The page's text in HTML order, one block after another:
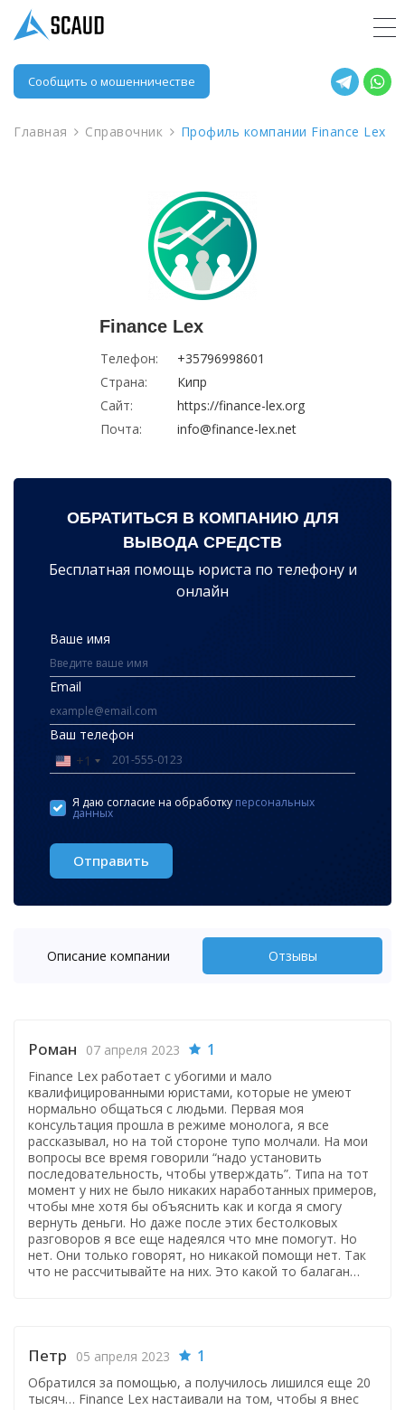
Сообщить о мошенничестве
Главная Справочник Профиль компании Finance Lex
Finance Lex
Телефон:
+35796998601
Страна:
Кипр
Сайт:
https://finance-lex.org
Почта:
info@finance-lex.net
ОБРАТИТЬСЯ В КОМПАНИЮ ДЛЯ
ВЫВОДА СРЕДСТВ
Бесплатная помощь юриста по телефону и
онлайн
Ваше имя
Email
Ваш телефон
United
+1
+1
Я даю согласие на обработку персональных
данных
Отправить
Описание компании Отзывы
Роман 07 апреля 2023 1
Finance Lex работает с убогими и мало
квалифицированными юристами, которые не умеют
нормально общаться с людьми. Первая моя
консультация прошла в режиме монолога, я все
рассказывал, но на той стороне тупо молчали. На мои
вопросы все время говорили “надо установить
последовательность, чтобы утверждать”. Типа на тот
момент у них не было никаких наработанных примеров,
чтобы мне хотя бы объяснить как и когда я смогу
вернуть деньги. Но даже после этих бестолковых
разговоров я все еще надеялся что мне помогут. Но
нет. Они только говорят, но никакой помощи нет. Так
что не рассчитывайте на них. Это какой то балаган…
Петр 05 апреля 2023 1
Обратился за помощью, а получилось лишился еще 20
тысяч… Finance Lex настаивали на том, чтобы я внес